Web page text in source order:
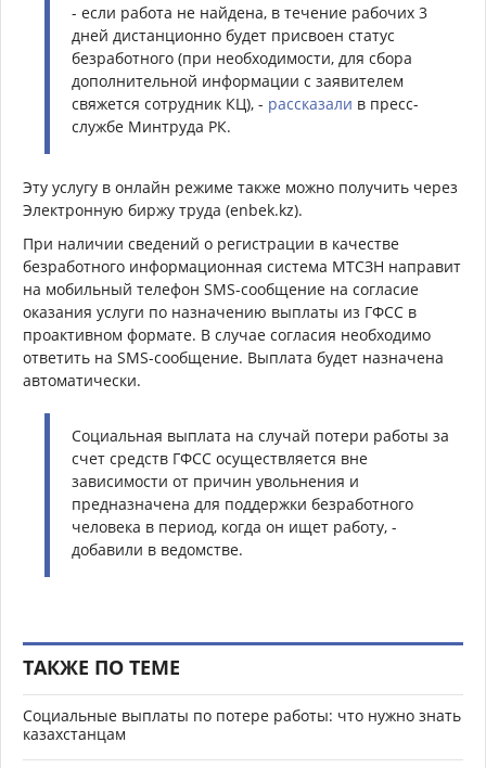
- если работа не найдена, в течение рабочих 3
дней дистанционно будет присвоен статус
безработного (при необходимости, для сбора
дополнительной информации с заявителем
свяжется сотрудник КЦ), - рассказали в пресс-
службе Минтруда РК.
Эту услугу в онлайн режиме также можно получить через
Электронную биржу труда (enbek.kz).
При наличии сведений о регистрации в качестве
безработного информационная система МТСЗН направит
на мобильный телефон SMS-сообщение на согласие
оказания услуги по назначению выплаты из ГФСС в
проактивном формате. В случае согласия необходимо
ответить на SMS-сообщение. Выплата будет назначена
автоматически.
Социальная выплата на случай потери работы за
счет средств ГФСС осуществляется вне
зависимости от причин увольнения и
предназначена для поддержки безработного
человека в период, когда он ищет работу, -
добавили в ведомстве.
ТАКЖЕ ПО ТЕМЕ
Социальные выплаты по потере работы: что нужно знать
казахстанцам